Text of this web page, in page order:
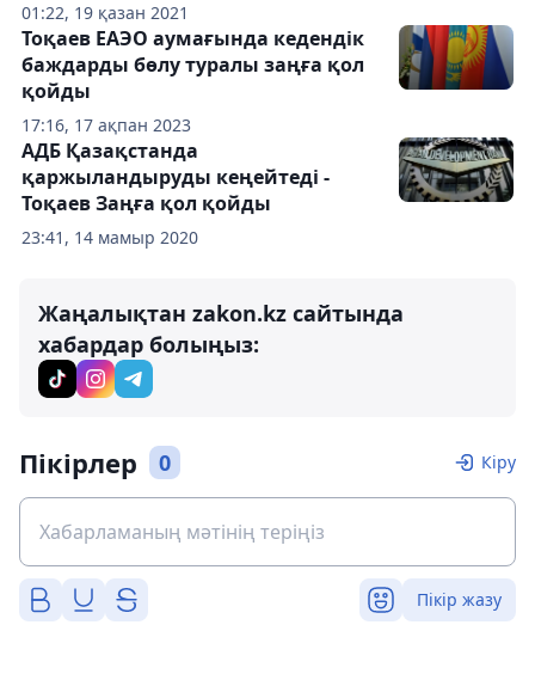
01:22, 19 қазан 2021
17:16, 17 ақпан 2023
Тоқаев ЕАЭО аумағында кедендік
баждарды бөлу туралы заңға қол
қойды
23:41, 14 мамыр 2020
АДБ Қазақстанда
қаржыландыруды кеңейтеді -
Тоқаев Заңға қол қойды
Жаңалықтан zakon.kz сайтында
хабардар болыңыз:
Пікірлер 0 Кіру
Пікір жазу